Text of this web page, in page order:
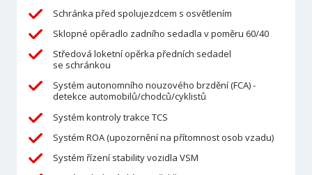
Schránka před spolujezdcem s osvětlením
Sklopné opěradlo zadního sedadla v poměru 60/40
Středová loketní opěrka předních sedadel
se schránkou
Systém autonomního nouzového brzdění (FCA) -
detekce automobilů/chodců/cyklistů
Systém kontroly trakce TCS
Systém ROA (upozornění na přítomnost osob vzadu)
Systém řízení stability vozidla VSM